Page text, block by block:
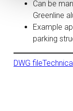
Can be
Greenline
Example
parking
DWG file